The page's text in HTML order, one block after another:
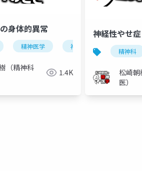
せ症 神経性食思不振症 神経性無
身体的異常
精神医学 神経性やせ症 摂
（精神科
1.4K
神経性やせ
精神科
松崎
医）